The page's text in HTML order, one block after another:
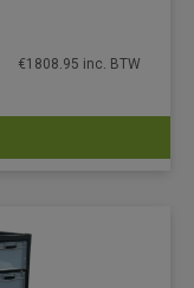
DETAILS
€1808.95 inc. BTW